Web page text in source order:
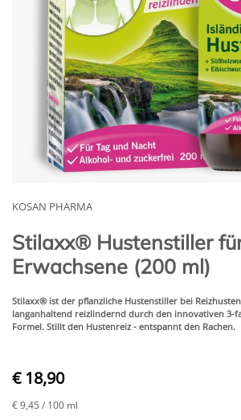
KOSAN PHARMA
Stilaxx® Hustenstiller
Erwachsene (200 ml)
Stilaxx® ist der pflanzliche Hustenstiller bei
langanhaltend reizlindernd durch den innovativen 3-
Formel. Stillt den Hustenreiz - entspannt den Rachen.
€ 18,90
€ 9,45 / 100 ml